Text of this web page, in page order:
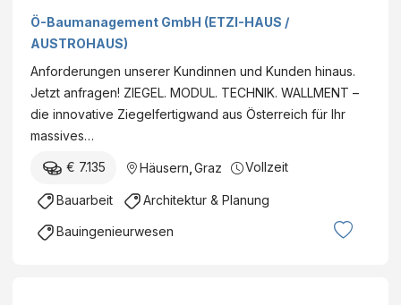
Ö-Baumanagement GmbH (ETZI-HAUS /
AUSTROHAUS)
Anforderungen unserer Kundinnen und Kunden hinaus.
Jetzt anfragen! ZIEGEL. MODUL. TECHNIK. WALLMENT –
die innovative Ziegelfertigwand aus Österreich für Ihr
massives…
€ 7.135 Häusern Graz Vollzeit
Bauarbeit Architektur & Planung
Bauingenieurwesen